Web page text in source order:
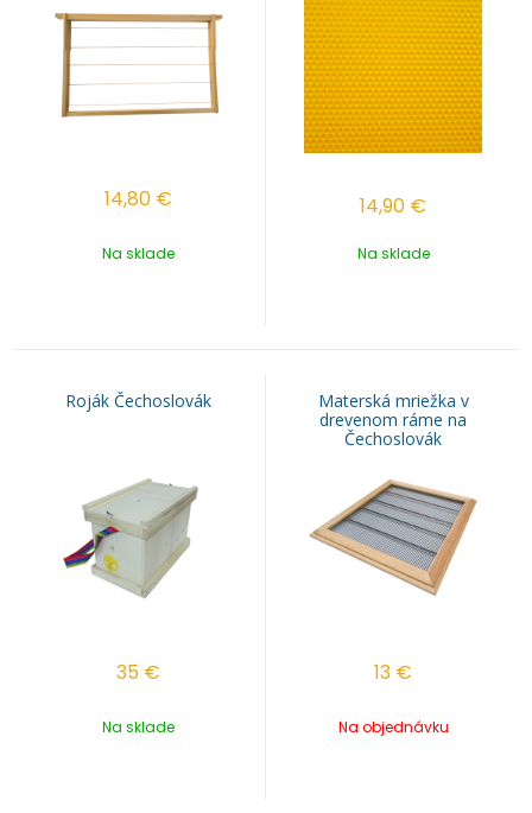
14,80 €
Na sklade
14,90 €
Na sklade
Roják Čechoslovák
35 €
Na sklade
Materská mriežka v
drevenom ráme na
Čechoslovák
13 €
Na objednávku